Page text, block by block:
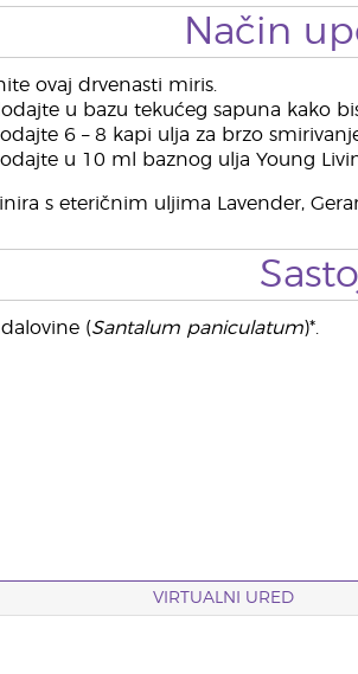
Način
ovaj drvenasti miris.
u bazu tekućeg sapuna kako
6 – 8 kapi ulja za brzo
u 10 ml baznog ulja Young
s eteričnim uljima Lavender,
(Santalum paniculatum)*.
VIRTUALNI URED